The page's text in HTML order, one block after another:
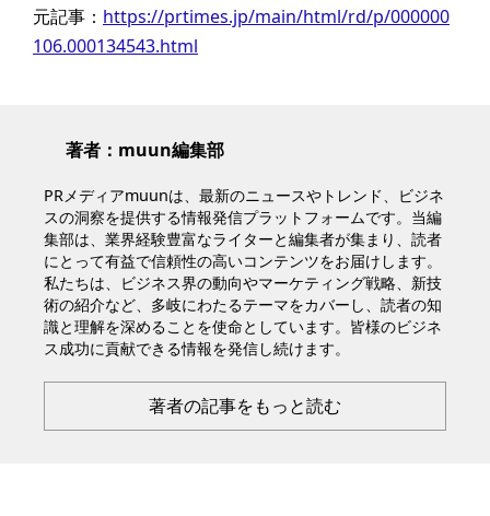
元記事： https://prtimes.jp/main/html/rd/p/000000
106.000134543.html
著者：muun編集部
PRメディアmuunは、最新のニュースやトレンド、ビジネ
スの洞察を提供する情報発信プラットフォームです。当編
集部は、業界経験豊富なライターと編集者が集まり、読者
にとって有益で信頼性の高いコンテンツをお届けします。
私たちは、ビジネス界の動向やマーケティング戦略、新技
術の紹介など、多岐にわたるテーマをカバーし、読者の知
識と理解を深めることを使命としています。皆様のビジネ
ス成功に貢献できる情報を発信し続けます。
著者の記事をもっと読む